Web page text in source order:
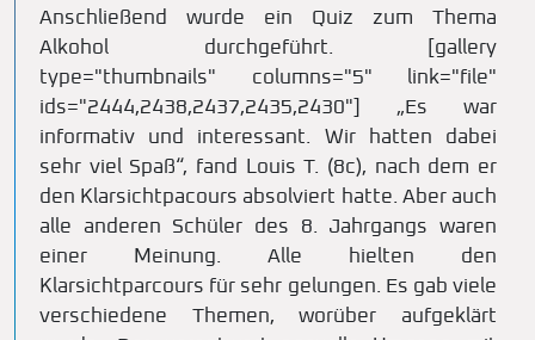
Anschließend wurde ein Quiz zum Thema
Alkohol durchgeführt. [gallery
type="thumbnails" columns="5" link="file"
ids="2444,2438,2437,2435,2430"] „Es war
informativ und interessant. Wir hatten dabei
sehr viel Spaß“, fand Louis T. (8c), nach dem er
den Klarsichtpacours absolviert hatte. Aber auch
alle anderen Schüler des 8. Jahrgangs waren
einer Meinung. Alle hielten den
Klarsichtparcours für sehr gelungen. Es gab viele
verschiedene Themen, worüber aufgeklärt